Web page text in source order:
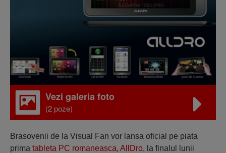
Vezi galeria foto
(2 poze)
Brasovenii de la Visual Fan vor lansa oficial pe piata
prima tableta PC romaneasca, AllDro, la finalul lunii